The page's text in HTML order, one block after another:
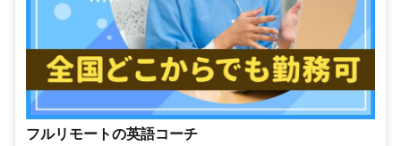
フルリモートの英語コーチ